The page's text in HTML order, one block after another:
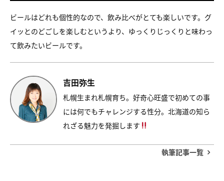
ビールはどれも個性的なので、飲み比べがとても楽しいです。グ
イッとのどごしを楽しむというより、ゆっくりじっくりと味わっ
て飲みたいビールです。
吉田弥生
札幌生まれ札幌育ち。好奇心旺盛で初めての事
には何でもチャレンジする性分。北海道の知ら
れざる魅力を発掘します
執筆記事一覧